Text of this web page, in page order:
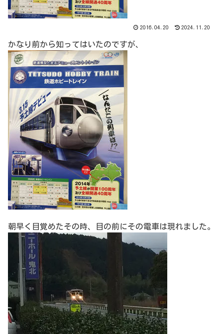
2016.04.20 2024.11.20
かなり前から知ってはいたのですが、
朝早く目覚めたその時、目の前にその電車は現れました。